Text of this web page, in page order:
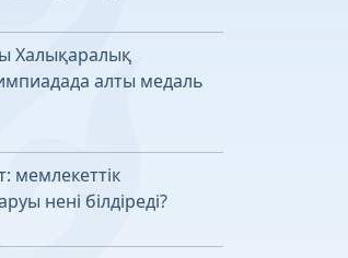
Халықаралық
алты медаль
мемлекеттік
нені білдіреді?